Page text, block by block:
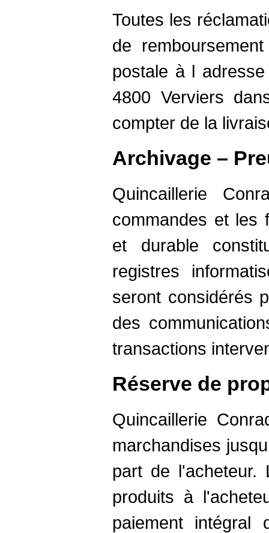
Toutes les
de
postale à l
4800 Verviers
compter de la
Archivage –
Quincaillerie
commandes et les
et durable
registres
seront considérés
des
transactions
Réserve de
Quincaillerie
marchandises
part de l'acheteur.
produits à
paiement intégral